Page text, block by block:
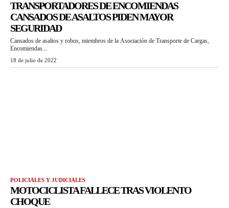
TRANSPORTADORES DE ENCOMIENDAS
CANSADOS DE ASALTOS PIDEN MAYOR
SEGURIDAD
Cansados de asaltos y robos, miembros de la Asociación de Transporte de Cargas,
Encomiendas...
18 de julio de 2022
POLICIALES Y JUDICIALES
MOTOCICLISTA FALLECE TRAS VIOLENTO
CHOQUE